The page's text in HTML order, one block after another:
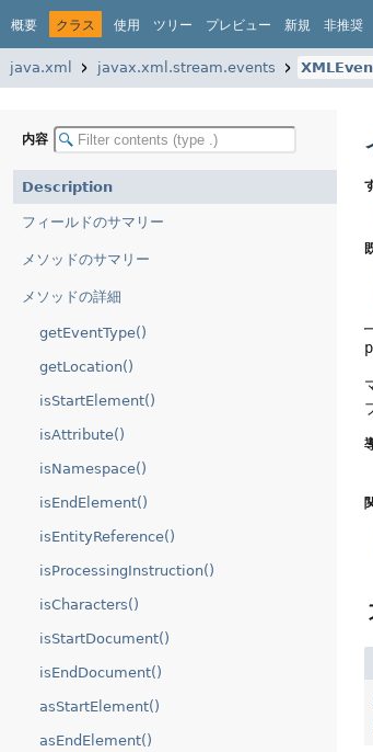
概要 クラス 使用 ツリー プレビュー 新規 非推奨
java.xml javax.xml.stream.events
内容
Description
フィールドのサマリー
メソッドのサマリー
メソッドの詳細
getEventType()
getLocation()
isStartElement()
isAttribute()
isNamespace()
isEndElement()
isEntityReference()
isProcessingInstruction()
isCharacters()
isStartDocument()
isEndDocument()
asStartElement()
asEndElement()